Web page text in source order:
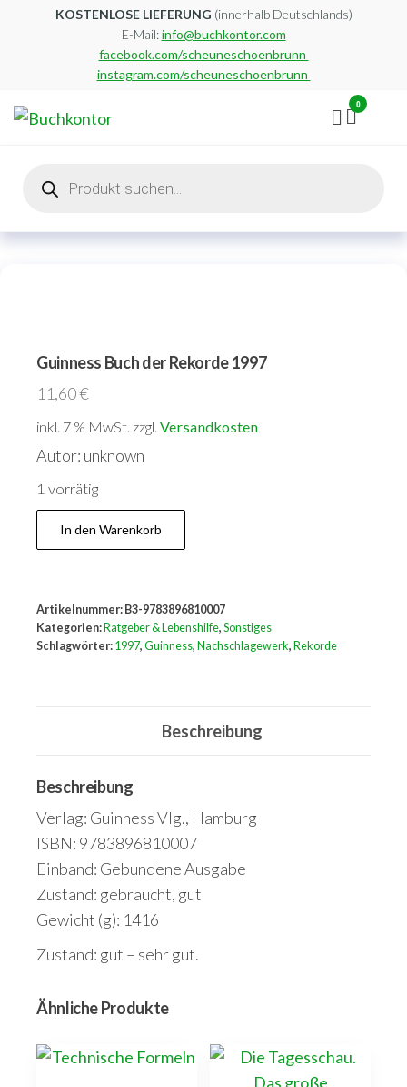
KOSTENLOSE LIEFERUNG (innerhalb Deutschlands)
E-Mail:info@buchkontor.com
facebook.com/scheuneschoenbrunn
instagram.com/scheuneschoenbrunn
0
search
Guinness Buch der Rekorde 1997
11,60€
inkl. 7 % MwSt. zzgl. Versandkosten
Autor: unknown
1 vorrätig
Guinness
Buch
1997
Menge
In den Warenkorb
Artikelnummer: B3-9783896810007
Kategorien: Ratgeber & Lebenshilfe, Sonstiges
Schlagwörter: 1997, Guinness, Nachschlagewerk, Rekorde
Beschreibung
Beschreibung
Verlag: Guinness Vlg., Hamburg
ISBN: 9783896810007
Einband: Gebundene Ausgabe
Zustand: gebraucht, gut
Gewicht (g): 1416
Zustand: gut – sehr gut.
Ähnliche Produkte